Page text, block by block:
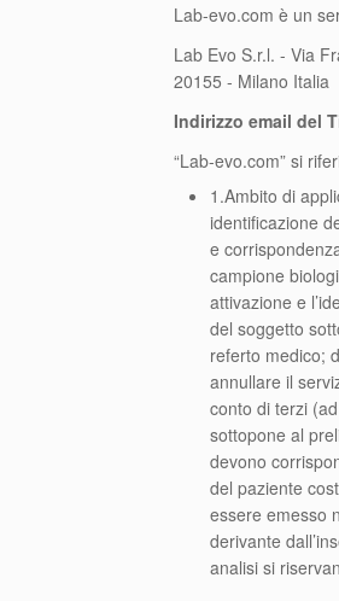
Lab-evo.com è un
Lab Evo S.r.l. - Via
20155 - Milano Italia
Indirizzo email del
“Lab-evo.com” si
1.Ambito di
identificazione
e
campione
attivazione e
del soggetto
referto medico;
annullare il
conto di terzi
sottopone al
devono
del paziente
essere emesso
derivante
analisi si